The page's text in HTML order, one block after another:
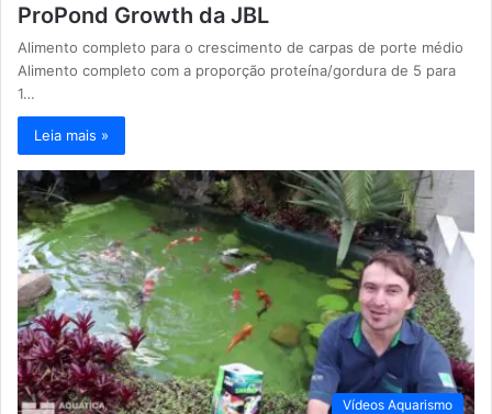
ProPond Growth da JBL
Alimento completo para o crescimento de carpas de porte médio
Alimento completo com a proporção proteína/gordura de 5 para
1…
Leia mais »
Vídeos Aquarismo